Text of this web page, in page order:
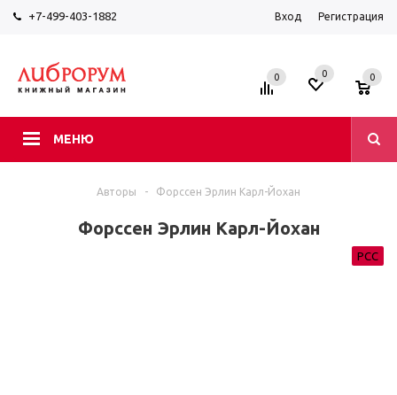
+7-499-403-1882 Вход Регистрация
МЕНЮ
0 0 0
Авторы - Форссен Эрлин Карл-Йохан
Форссен Эрлин Карл-Йохан
РСС